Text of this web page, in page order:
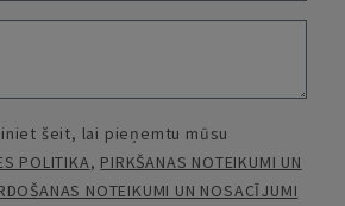
šeit, lai pieņemtu mūsu
POLITIKA, PIRKŠANAS NOTEIKUMI UN
NOTEIKUMI UN NOSACĪJUMI